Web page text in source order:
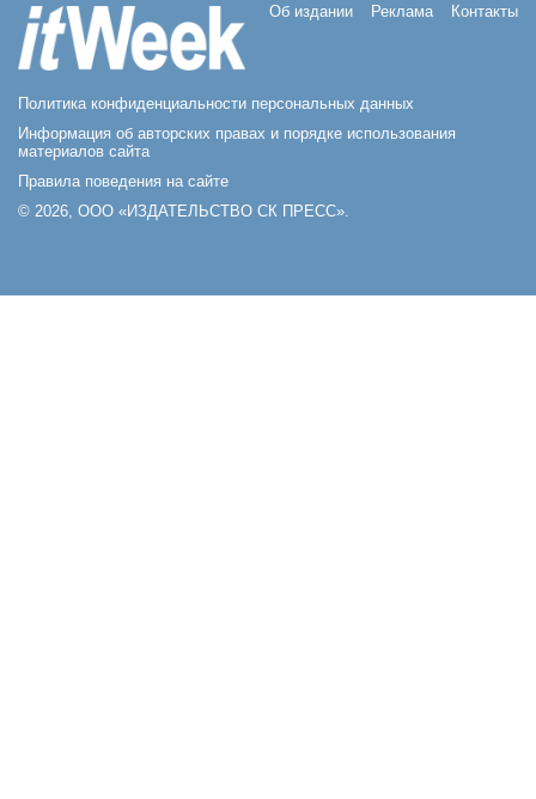
Об издании Реклама Контакты
Политика конфиденциальности персональных данных
Информация об авторских правах и порядке использования
материалов сайта
Правила поведения на сайте
© 2026, ООО «ИЗДАТЕЛЬСТВО СК ПРЕСС».